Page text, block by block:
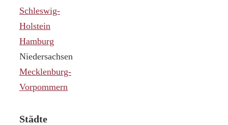
Schleswig-
Holstein
Hamburg
Niedersachsen
Mecklenburg-
Vorpommern
Städte